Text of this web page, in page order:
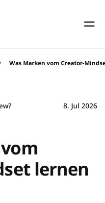
Was Marken vom Creator-
8. Jul 2026
lernen